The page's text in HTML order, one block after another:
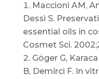
Maccioni AM,
Dessì S.
essential oils in
Cosmet Sci.
Göger G,
B, Demirci F. In